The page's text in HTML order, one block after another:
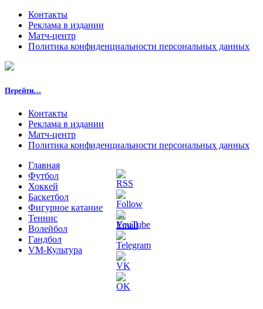
Контакты
Реклама в издании
Матч-центр
Политика конфиденциальности персональных данных
Перейти…
Контакты
Реклама в издании
Матч-центр
Политика конфиденциальности персональных данных
Главная
Футбол
Хоккей
Баскетбол
Фигурное катание
Теннис
Волейбол
Гандбол
VM-Культура